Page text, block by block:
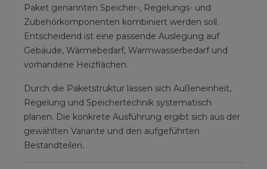
Paket genannten Speicher-, Regelungs- und
Zubehörkomponenten kombiniert werden soll.
Entscheidend ist eine passende Auslegung auf
Gebäude, Wärmebedarf, Warmwasserbedarf und
vorhandene Heizflächen.
Durch die Paketstruktur lassen sich Außeneinheit,
Regelung und Speichertechnik systematisch
planen. Die konkrete Ausführung ergibt sich aus der
gewählten Variante und den aufgeführten
Bestandteilen.